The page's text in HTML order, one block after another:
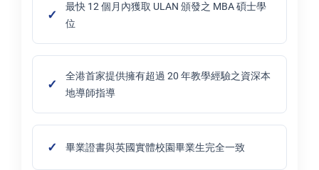
最快 12 個月內獲取 ULAN 頒發之 MBA 碩士學
位
全港首家提供擁有超過 20 年教學經驗之資深本
地導師指導
畢業證書與英國實體校園畢業生完全一致